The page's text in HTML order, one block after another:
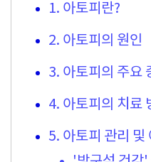
1. 아토피란?
2. 아토피의 원인
3. 아토피의 주요
4. 아토피의 치료
5. 아토피 관리 및